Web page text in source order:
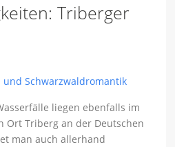
Triberger
liegen ebenfalls im
Ort Triberg an der Deutschen
man auch allerhand